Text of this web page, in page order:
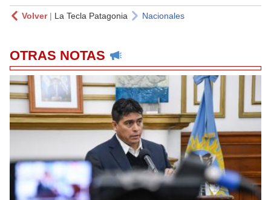
Volver| La Tecla Patagonia Nacionales
OTRAS NOTAS